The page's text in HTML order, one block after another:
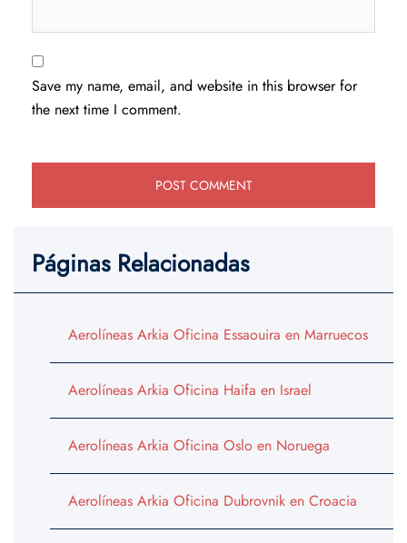
Save my name, email, and website in this browser for
the next time I comment.
Páginas Relacionadas
Aerolíneas Arkia Oficina Essaouira en Marruecos
Aerolíneas Arkia Oficina Haifa en Israel
Aerolíneas Arkia Oficina Oslo en Noruega
Aerolíneas Arkia Oficina Dubrovnik en Croacia